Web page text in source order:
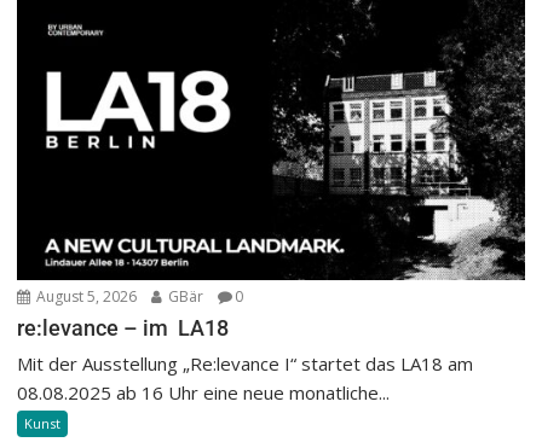
August 5, 2026 GBär 0
re:levance – im LA18
Mit der Ausstellung „Re:levance I“ startet das LA18 am
08.08.2025 ab 16 Uhr eine neue monatliche...
Kunst